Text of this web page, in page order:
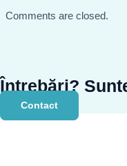
Comments are closed.
Întrebări?
Contact